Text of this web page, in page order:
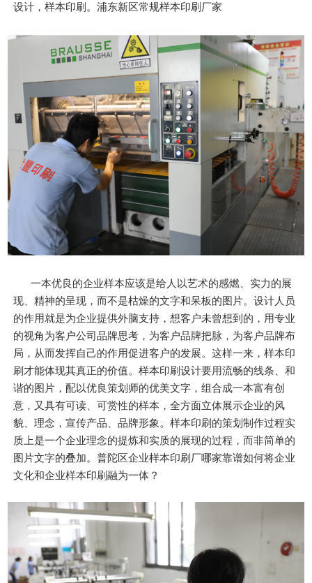
设计，样本印刷。浦东新区常规样本印刷厂家
一本优良的企业样本应该是给人以艺术的感燃、实力的展
现、精神的呈现，而不是枯燥的文字和呆板的图片。设计人员
的作用就是为企业提供外脑支持，想客户未曾想到的，用专业
的视角为客户公司品牌思考，为客户品牌把脉，为客户品牌布
局，从而发挥自己的作用促进客户的发展。这样一来，样本印
刷才能体现其真正的价值。样本印刷设计要用流畅的线条、和
谐的图片，配以优良策划师的优美文字，组合成一本富有创
意，又具有可读、可赏性的样本，全方面立体展示企业的风
貌、理念，宣传产品、品牌形象。样本印刷的策划制作过程实
质上是一个企业理念的提炼和实质的展现的过程，而非简单的
图片文字的叠加。普陀区企业样本印刷厂哪家靠谱如何将企业
文化和企业样本印刷融为一体？